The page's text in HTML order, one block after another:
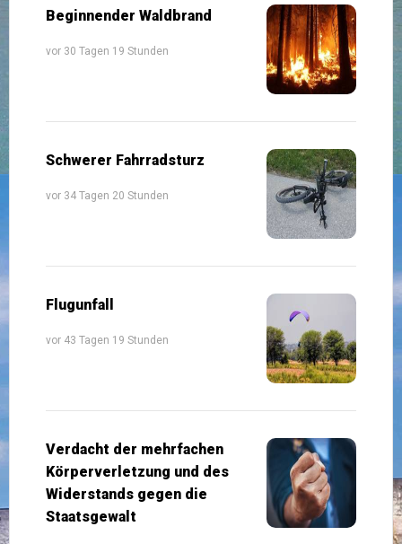
Beginnender Waldbrand
vor 30 Tagen 19 Stunden
Schwerer Fahrradsturz
vor 34 Tagen 20 Stunden
Flugunfall
vor 43 Tagen 19 Stunden
Verdacht der mehrfachen
Körperverletzung und des
Widerstands gegen die
Staatsgewalt